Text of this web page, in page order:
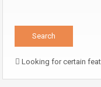
Looking for certain